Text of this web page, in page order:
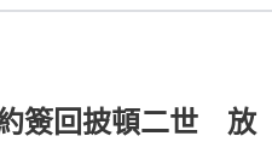
簽回披頓二世 放